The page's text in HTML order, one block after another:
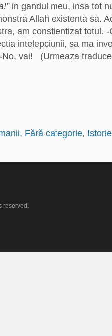
in gandul meu, insa tot
Allah existenta sa.
am constientizat totul.
intelepciunii, sa ma
-No, vai! (Urmeaza
, Fără categorie,
reserved.